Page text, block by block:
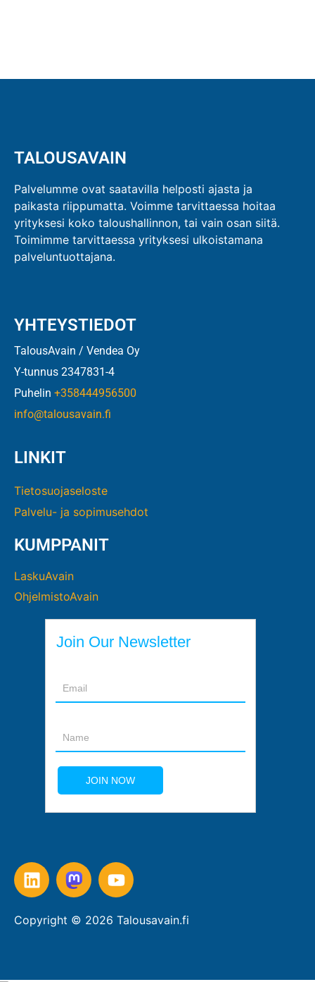
TALOUSAVAIN
Palvelumme ovat saatavilla helposti ajasta ja
paikasta riippumatta. Voimme tarvittaessa hoitaa
yrityksesi koko taloushallinnon, tai vain osan siitä.
Toimimme tarvittaessa yrityksesi ulkoistamana
palveluntuottajana.
YHTEYSTIEDOT
TalousAvain / Vendea Oy
Y-tunnus 2347831-4
Puhelin +358444956500
info@talousavain.fi
LINKIT
Tietosuojaseloste
Palvelu- ja sopimusehdot
KUMPPANIT
LaskuAvain
OhjelmistoAvain
Join Our Newsletter
Copyright © 2026 Talousavain.fi